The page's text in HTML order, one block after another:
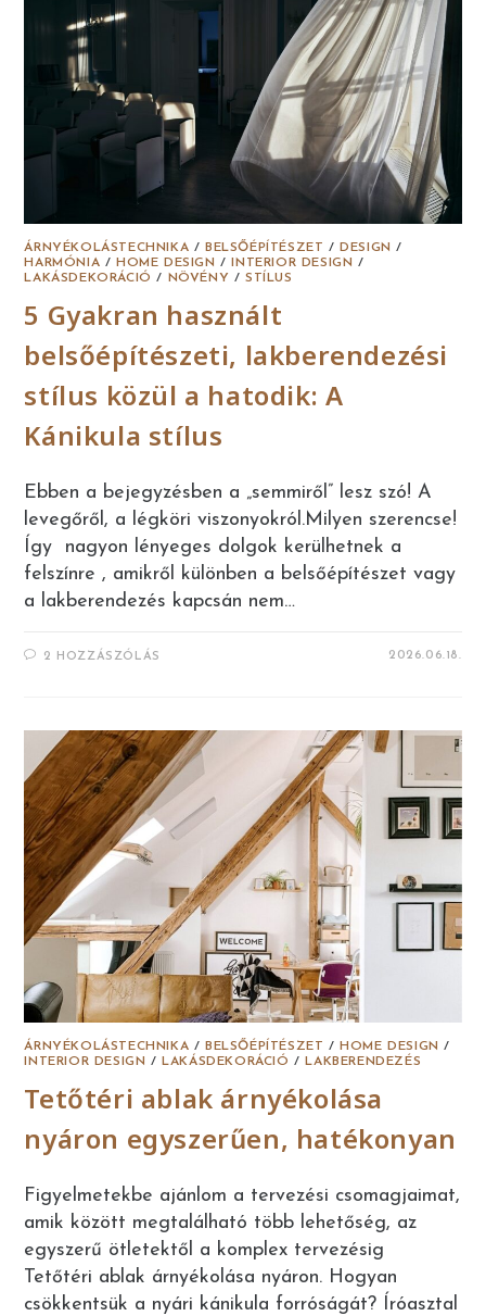
ÁRNYÉKOLÁSTECHNIKA / BELSŐÉPÍTÉSZET / DESIGN /
HARMÓNIA / HOME DESIGN / INTERIOR DESIGN /
LAKÁSDEKORÁCIÓ / NÖVÉNY /STÍLUS
5 Gyakran használt
belsőépítészeti, lakberendezési
stílus közül a hatodik: A
Kánikula stílus
Ebben a bejegyzésben a „semmiről” lesz szó! A
levegőről, a légköri viszonyokról.Milyen szerencse!
Így nagyon lényeges dolgok kerülhetnek a
felszínre , amikről különben a belsőépítészet vagy
a lakberendezés kapcsán nem…
2 HOZZÁSZÓLÁS 2026.06.18.
ÁRNYÉKOLÁSTECHNIKA / BELSŐÉPÍTÉSZET / HOME DESIGN /
INTERIOR DESIGN / LAKÁSDEKORÁCIÓ / LAKBERENDEZÉS
Tetőtéri ablak árnyékolása
nyáron egyszerűen, hatékonyan
Figyelmetekbe ajánlom a tervezési csomagjaimat,
amik között megtalálható több lehetőség, az
egyszerű ötletektől a komplex tervezésig
Tetőtéri ablak árnyékolása nyáron. Hogyan
csökkentsük a nyári kánikula forróságát? Íróasztal